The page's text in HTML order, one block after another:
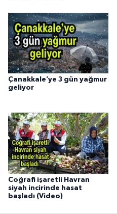
Çanakkale’ye 3 gün yağmur
geliyor
Coğrafi işaretli Havran
siyah incirinde hasat
başladı (Video)